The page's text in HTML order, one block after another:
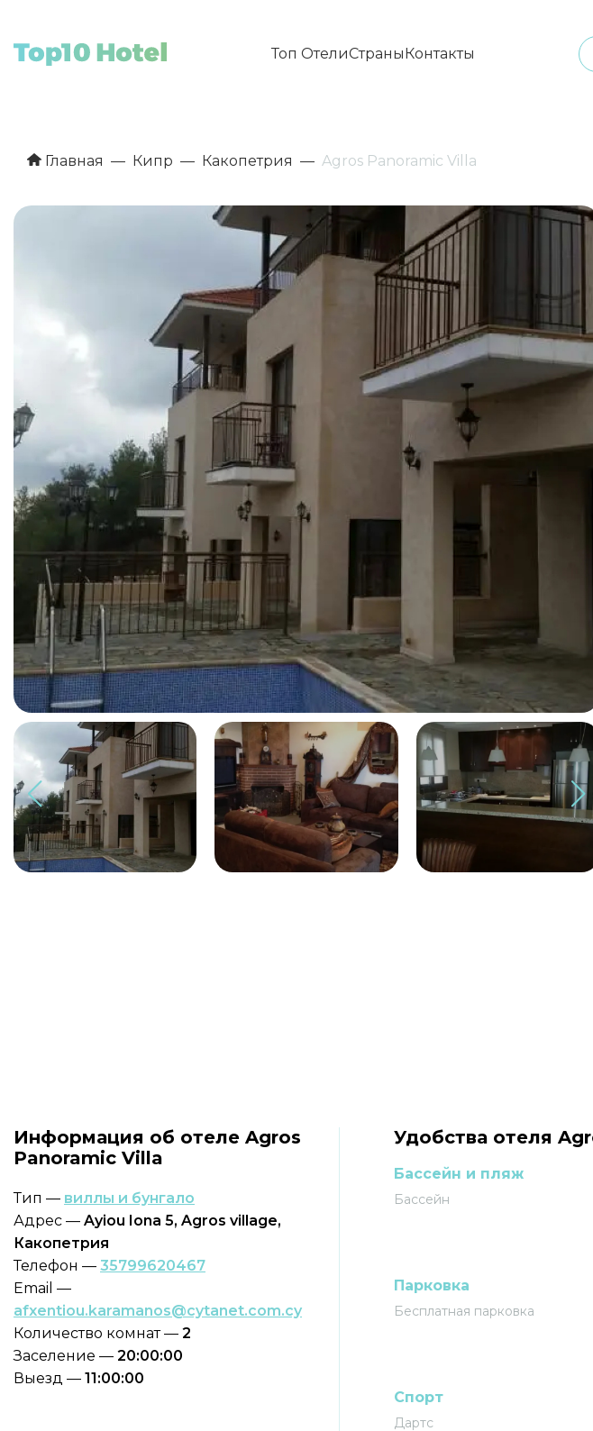
Топ ОтелиСтраныКонтакты
Главная Кипр Какопетрия Agros Panoramic Villa
Информация об отеле Agros
Panoramic Villa
Тип — виллы и бунгало
Адрес — Ayiou Iona 5, Agros village,
Какопетрия
Телефон — 35799620467
Email —
afxentiou.karamanos@cytanet.com.cy
Количество комнат — 2
Заселение — 20:00:00
Выезд — 11:00:00
Удобства отеля
Бассейн и пляж
Бассейн
Парковка
Бесплатная парковка
Спорт
Дартс